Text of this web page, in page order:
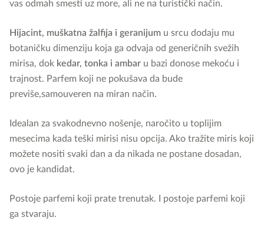
vas odmah smesti uz more, ali ne na turistički način.
Hijacint, muškatna žalfija i geranijum u srcu dodaju mu
botaničku dimenziju koja ga odvaja od generičnih svežih
mirisa, dok kedar, tonka i ambar u bazi donose mekoću i
trajnost. Parfem koji ne pokušava da bude
previše,samouveren na miran način.
Idealan za svakodnevno nošenje, naročito u toplijim
mesecima kada teški mirisi nisu opcija. Ako tražite miris koji
možete nositi svaki dan a da nikada ne postane dosadan,
ovo je kandidat.
Postoje parfemi koji prate trenutak. I postoje parfemi koji
ga stvaraju.